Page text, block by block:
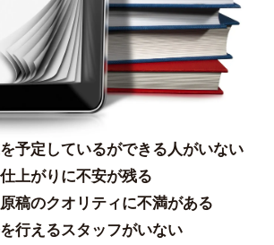
予定しているができる人がいない
上がりに不安が残る
稿のクオリティに不満がある
行えるスタッフがいない